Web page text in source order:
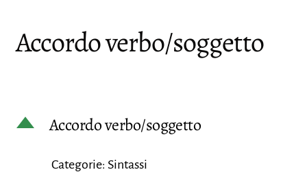
Online
Accordo verbo/soggetto
D Accordo verbo/soggetto
Categorie: Sintassi